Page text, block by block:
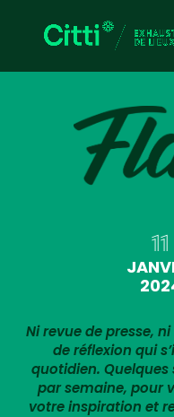
11
Ni revue de presse,
de réflexion qui
quotidien. Quelques
par semaine, pour
votre inspiration et